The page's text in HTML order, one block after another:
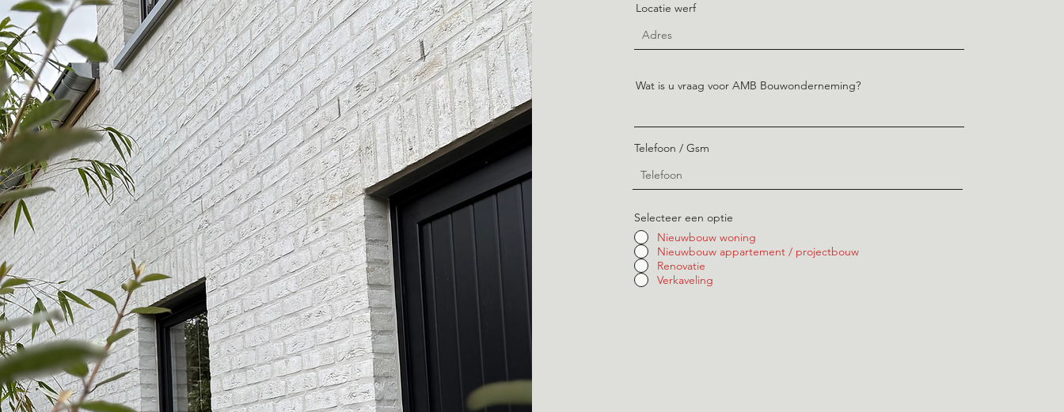
Locatie werf
Wat is u vraag voor AMB Bouwonderneming?
Telefoon / Gsm
Selecteer een optie
Nieuwbouw woning
Nieuwbouw appartement / projectbouw
Renovatie
Verkaveling